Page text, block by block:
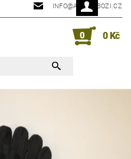
INFO@ARMYZBOZI.CZ
0 0 Kč